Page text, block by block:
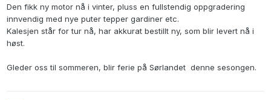
Den fikk ny motor nå i vinter, pluss en fullstendig oppgradering
innvendig med nye puter tepper gardiner etc.
Kalesjen står for tur nå, har akkurat bestillt ny, som blir levert nå i
høst.
Gleder oss til sommeren, blir ferie på Sørlandet denne sesongen.